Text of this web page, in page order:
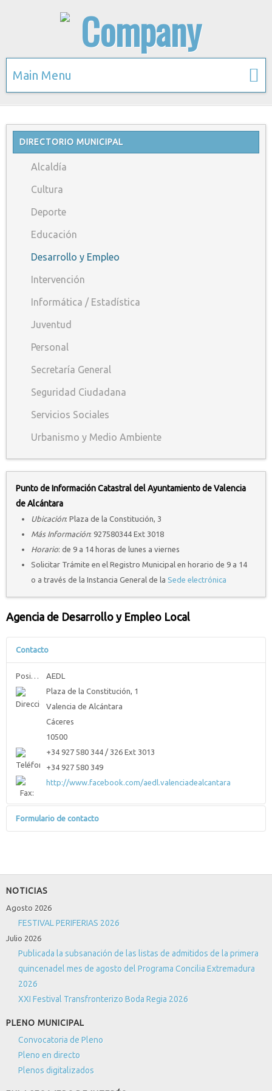
Main Menu
DIRECTORIO MUNICIPAL
Alcaldía
Cultura
Deporte
Educación
Desarrollo y Empleo
Intervención
Informática / Estadística
Juventud
Personal
Secretaría General
Seguridad Ciudadana
Servicios Sociales
Urbanismo y Medio Ambiente
Punto de Información Catastral del Ayuntamiento de Valencia
de Alcántara
Ubicación: Plaza de la Constitución, 3
Más Información: 927580344 Ext 3018
Horario: de 9 a 14 horas de lunes a viernes
Solicitar Trámite en el Registro Municipal en horario de 9 a 14
o a través de la Instancia General de la Sede electrónica
Agencia de Desarrollo y Empleo Local
Contacto
Posición:
AEDL
Plaza de la Constitución, 1
Valencia de Alcántara
Cáceres
10500
+34 927 580 344 / 326 Ext 3013
+34 927 580 349
http://www.facebook.com/aedl.valenciadealcantara
Formulario de contacto
Nombre*
Correo electrónico*
Asunto*
NOTICIAS
Agosto 2026
FESTIVAL PERIFERIAS 2026
Julio 2026
Publicada la subsanación de las listas de admitidos de la primera
quincenadel mes de agosto del Programa Concilia Extremadura
2026
XXI Festival Transfronterizo Boda Regia 2026
PLENO MUNICIPAL
Convocatoria de Pleno
Pleno en directo
Plenos digitalizados